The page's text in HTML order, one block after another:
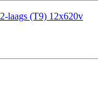
laags (T9) 12x620v